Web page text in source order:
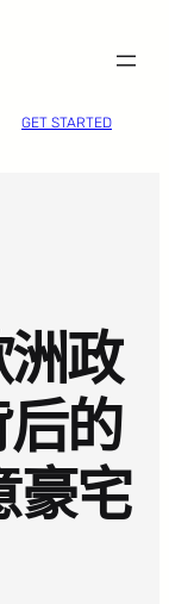
GET STARTED
政
的
豪宅